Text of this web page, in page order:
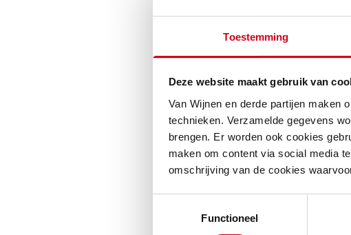
Toestemming
Deze website maakt gebruik van
Van Wijnen en derde partijen maken
technieken. Verzamelde gegevens
brengen. Er worden ook cookies
maken om content via social media
omschrijving van de cookies
Functioneel